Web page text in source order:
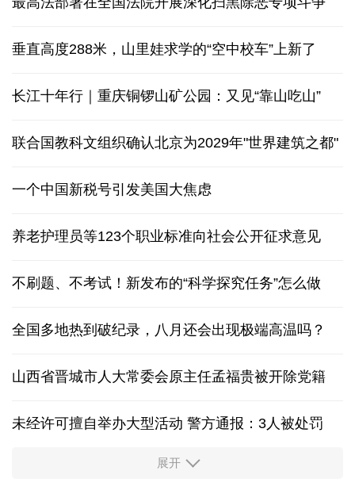
垂直高度288米，山里娃求学的“空中校车”上新了
长江十年行｜重庆铜锣山矿公园：又见“靠山吃山”
联合国教科文组织确认北京为2029年"世界建筑之都"
一个中国新税号引发美国大焦虑
养老护理员等123个职业标准向社会公开征求意见
不刷题、不考试！新发布的“科学探究任务”怎么做
全国多地热到破纪录，八月还会出现极端高温吗？
山西省晋城市人大常委会原主任孟福贵被开除党籍
未经许可擅自举办大型活动 警方通报：3人被处罚
中国多地出台带薪休假新政 释放消费潜力
展开